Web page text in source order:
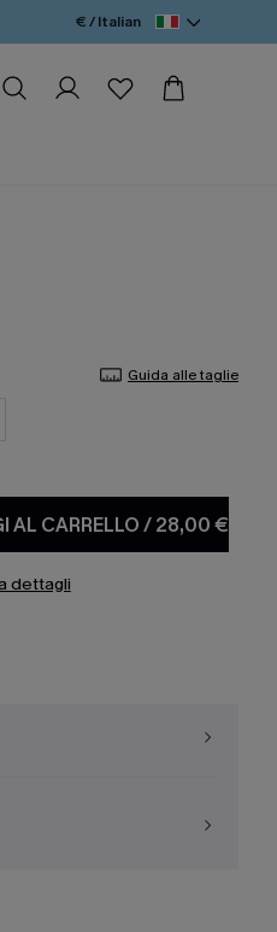
€ / Italian
Guida alle taglie
AL CARRELLO/28,00 €
dettagli